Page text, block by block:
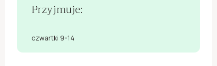
Przyjmuje:
czwartki 9-14